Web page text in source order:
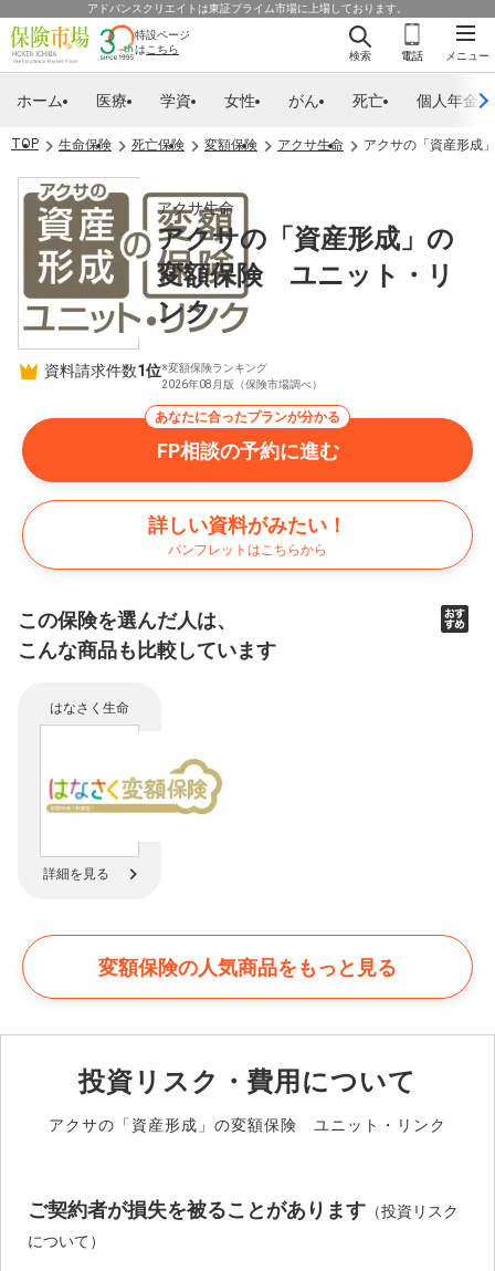
アドバンスクリエイトは東証プライム市場に上場しております。
メニュー
検索
特設ページ
は こちら
電話
ホーム 医療 学資 女性 がん 死亡 個人年金
TOP 生命保険 死亡保険 変額保険 アクサ生命 アクサの「資産形成
アクサ生命
アクサの「資産形成」の
変額保険 ユニット・リ
ンク
資料請求件数1位※変額保険ランキング
2026年08月版（保険市場調べ）
あなたに合ったプランが分かる
FP相談の予約に進む
詳しい資料がみたい！
パンフレットはこちらから
この保険を選んだ人は、
こんな商品も比較しています
はなさく生命
詳細を見る
変額保険の人気商品をもっと見る
投資リスク・費用について
アクサの「資産形成」の変額保険 ユニット・リンク
ご契約者が損失を被ることがあります （投資リスク
について）